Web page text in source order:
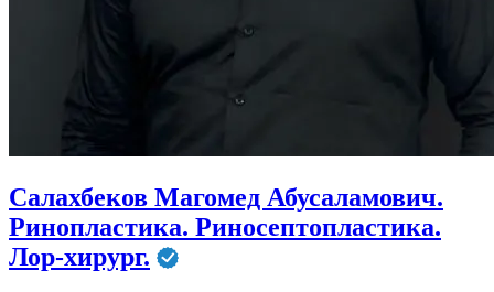
Салахбеков Магомед Абусаламович.
Ринопластика. Риносептопластика.
Лор-хирург.